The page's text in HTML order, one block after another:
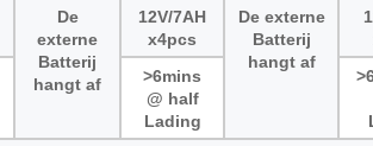
De
externe
Batterij
hangt af
12V/7AH
x4pcs
De externe
Batterij
hangt af
>6mins
@ half
Lading